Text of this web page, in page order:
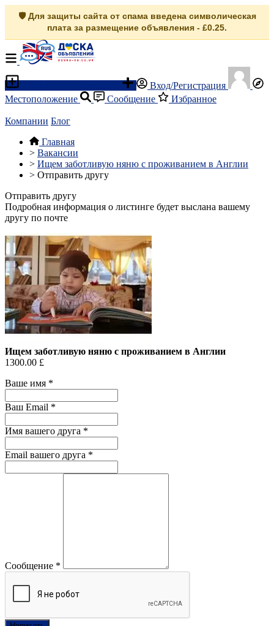
🛡️ Для защиты сайта от спама введена символическая
плата за размещение объявления - £0.25.
Вход/Регистрация
Местоположение
Сообщение Избранное
Компании Блог
Главная
> Вакансии
> Ищем заботливую няню с проживанием в Англии
> Отправить другу
Отправить другу
Подробная информация о листинге будет выслана вашему
другу по почте
Ищем заботливую няню с проживанием в Англии
1300.00 £
Ваше имя *
Ваш Email *
Имя вашего друга *
Email вашего друга *
Сообщение *